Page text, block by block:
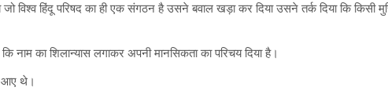
हिंदू परिषद का ही एक संगठन है उसने बवाल खड़ा कर दिया उसने तर्क दिया कि किसी
नाम का शिलान्यास लगाकर अपनी मानसिकता का परिचय दिया है।
आए थे।